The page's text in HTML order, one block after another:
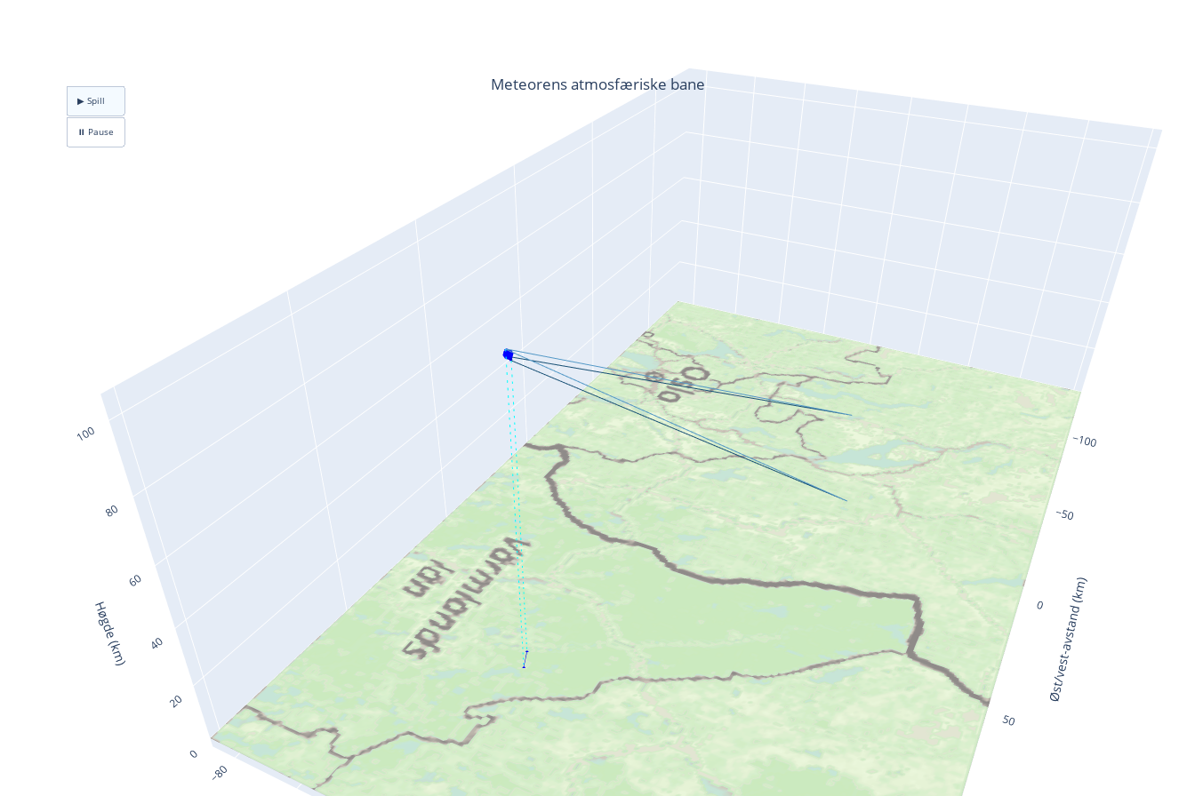
Meteorens atmosfæriske bane
▶ Spill
⏸ Pause